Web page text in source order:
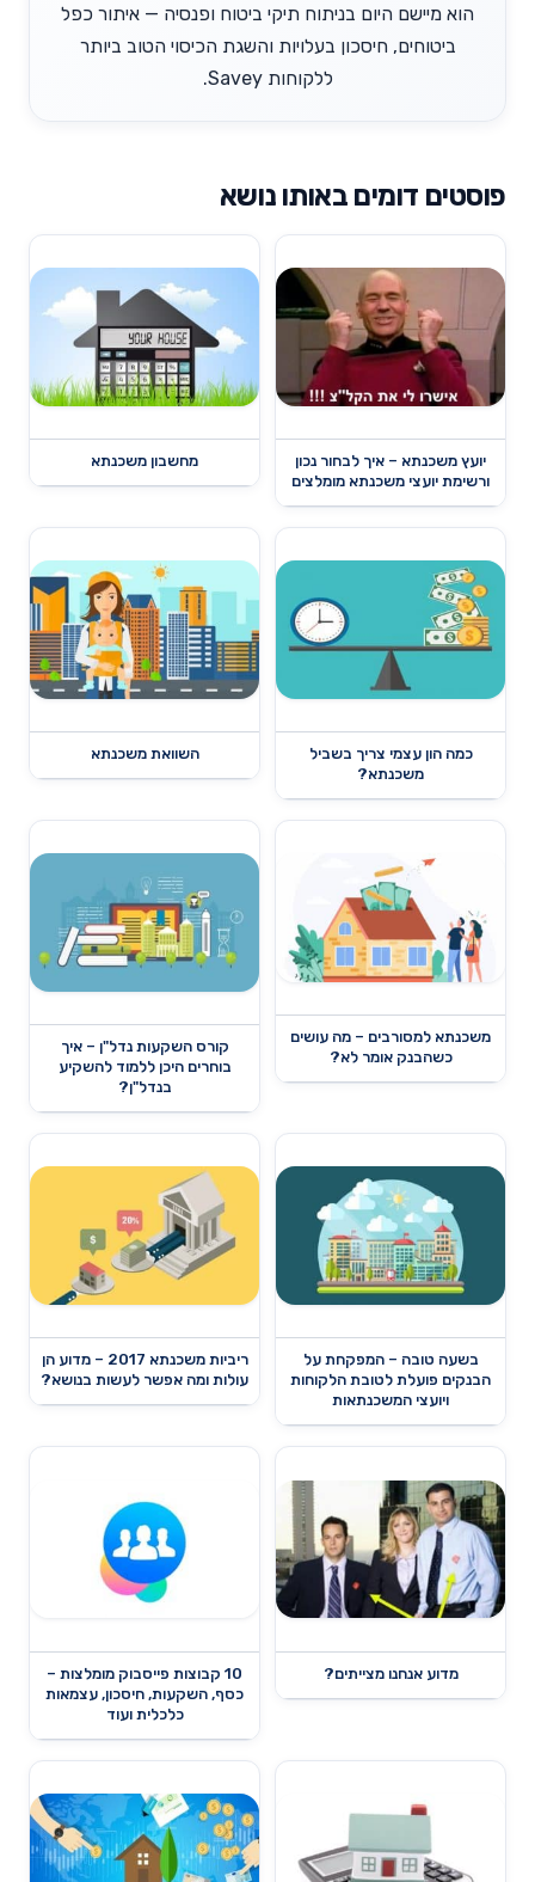
הוא מיישם היום בניתוח תיקי ביטוח ופנסיה — איתור כפל
ביטוחים, חיסכון בעלויות והשגת הכיסוי הטוב ביותר
ללקוחות Savey.
פוסטים דומים באותו נושא
יועץ משכנתא – איך לבחור נכון
ורשימת יועצי משכנתא מומלצים
מחשבון משכנתא
כמה הון עצמי צריך בשביל
משכנתא?
השוואת משכנתא
משכנתא למסורבים – מה עושים
כשהבנק אומר לא?
קורס השקעות נדל"ן – איך
בוחרים היכן ללמוד להשקיע
בנדל"ן?
בשעה טובה – המפקחת על
הבנקים פועלת לטובת הלקוחות
ויועצי המשכנתאות
ריביות משכנתא 2017 – מדוע הן
עולות ומה אפשר לעשות בנושא?
מדוע אנחנו מצייתים?
10 קבוצות פייסבוק מומלצות –
כסף, השקעות, חיסכון, עצמאות
כלכלית ועוד